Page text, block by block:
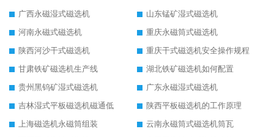
广西永磁湿式磁选机
山东锰矿湿式磁选机
河南永磁式磁选机
重庆永磁筒式磁选机
陕西河沙干式磁选机
重庆干式磁选机安全操作规程
甘肃铁矿磁选机生产线
湖北铁矿磁选机如何配置
贵州黑钨矿湿式磁选机
广东永磁湿式磁选机
吉林湿式平板磁选机磁通低
陕西平板磁选机的工作原理
上海磁选机永磁筒组装
云南永磁筒式磁选机筒瓦